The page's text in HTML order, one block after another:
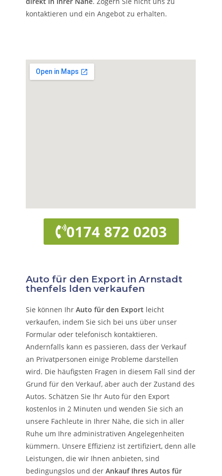
kontaktieren und ein Angebot zu erhalten.
0174 872 0203
Auto für den Export in Arnstadt
thenfels lden verkaufen
Sie können IhrAuto für den Export leicht
verkaufen, indem Sie sich bei uns über unser
Formular oder telefonisch kontaktieren.
Andernfalls kann es passieren, dass der Verkauf
an Privatpersonen einige Probleme darstellen
wird. Die häufigsten Fragen in diesem Fall sind der
Grund für den Verkauf, aber auch der Zustand des
Autos. Schätzen Sie Ihr Auto für den Export
kostenlos in 2 Minuten und wenden Sie sich an
unsere Fachleute in Ihrer Nähe, die sich in aller
Ruhe um Ihre administrativen Angelegenheiten
kümmern. Unsere Effizienz ist zertifiziert, denn alle
Leistungen, die wir Ihnen anbieten, sind
bedingungslos und derAnkauf Ihres Autos für